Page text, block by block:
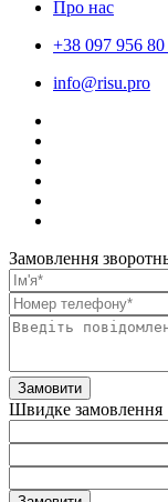
Про нас
+38 097 956 80
info@risu.pro
Замовлення
Замовити
Швидке замовлення